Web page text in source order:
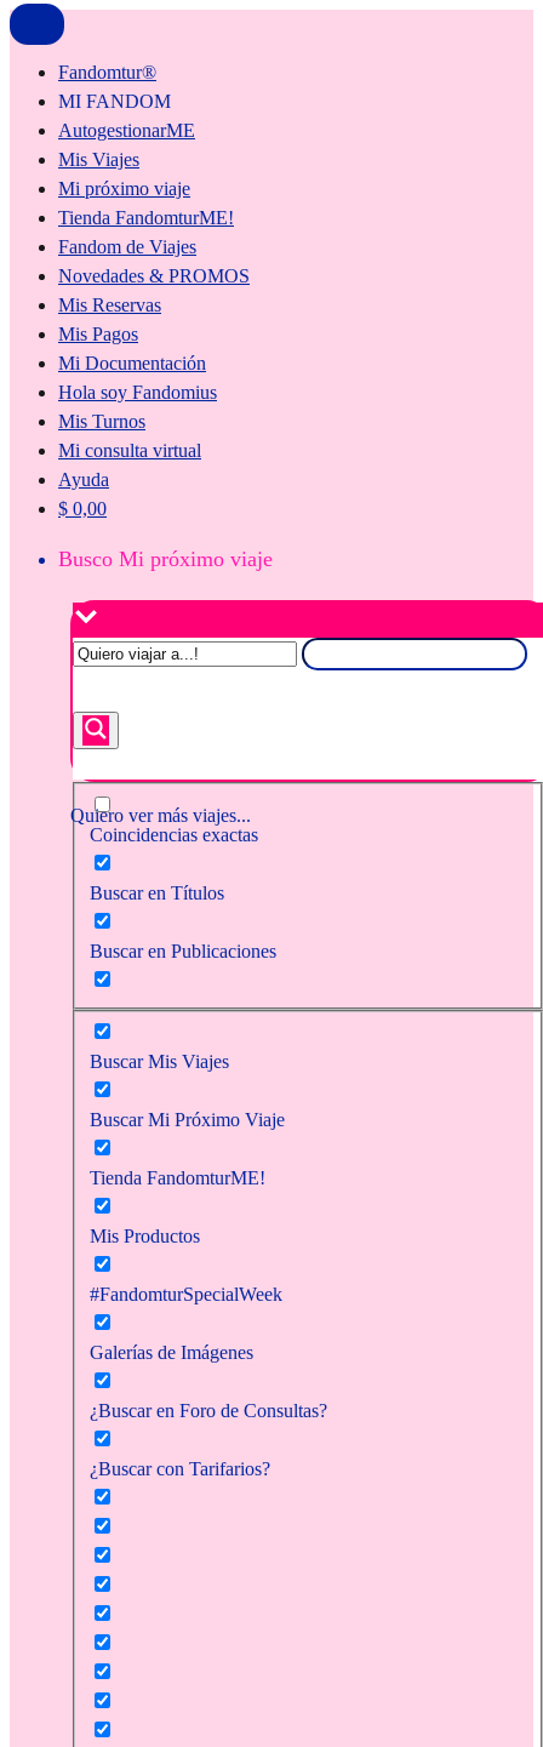
Fandomtur®
MI FANDOM
AutogestionarME
Mis Viajes
Mi próximo viaje
Tienda FandomturME!
Fandom de Viajes
Novedades & PROMOS
Mis Reservas
Mis Pagos
Mi Documentación
Hola soy Fandomius
Mis Turnos
Mi consulta virtual
Ayuda
$ 0,00
Busco Mi próximo viaje
Quiero ver más viajes...
Coincidencias exactas
Buscar en Títulos
Buscar en Publicaciones
Buscar Mis Viajes
Buscar Mi Próximo Viaje
Tienda FandomturME!
Mis Productos
#FandomturSpecialWeek
Galerías de Imágenes
¿Buscar en Foro de Consultas?
¿Buscar con Tarifarios?